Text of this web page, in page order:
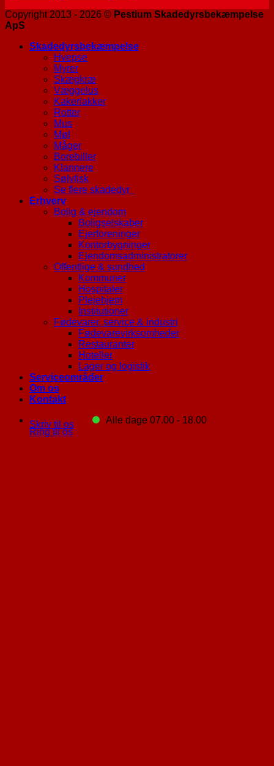
Copyright 2013 - 2026 © Pestium Skadedyrsbekæmpelse
ApS
Skadedyrsbekæmpelse
Hvepse
Myrer
Skægkræ
Væggelus
Kakerlakker
Rotter
Mus
Møl
Måger
Borebiller
Klannere
Sølvfisk
Se flere skadedyr
Erhverv
Bolig & ejendom
Boligselskaber
Ejerforeninger
Kontorbygninger
Ejendomsadministratorer
Offentlige & sundhed
Kommuner
Hospitaler
Plejehjem
Institutioner
Fødevarer, service & industri
Fødevarevirksomheder
Restauranter
Hoteller
Lager og logistik
Serviceområder
Om os
Kontakt
Alle dage 07.00 - 18.00
Ring til os
Skriv til os